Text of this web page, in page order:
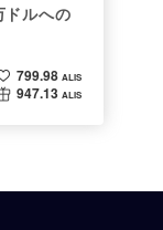
ルへの
799.98 ALIS
947.13 ALIS